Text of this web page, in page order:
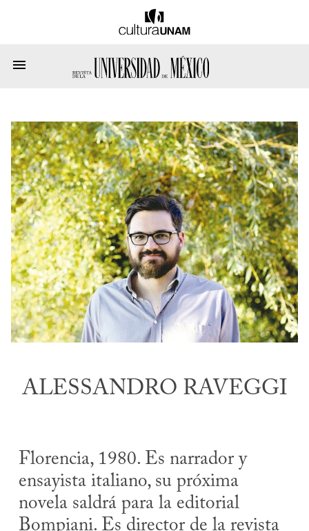
ALESSANDRO RAVEGGI
Florencia, 1980. Es narrador y
ensayista italiano, su próxima
novela saldrá para la editorial
Bompiani. Es director de la revista